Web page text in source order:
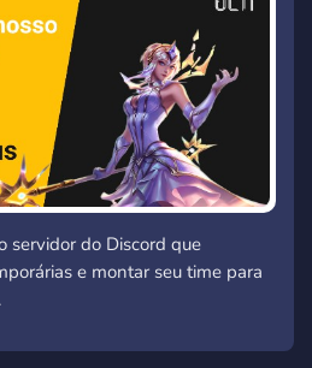
servidor do Discord que
e montar seu time para